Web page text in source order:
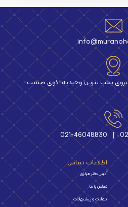
پمپ بنزین وحیدیه-کوی صنعت-
021-46048830 |
اطلاعات تماس
آدرس دفتر مرکزی
تماس با ما
انتقادات و پیشنهادات